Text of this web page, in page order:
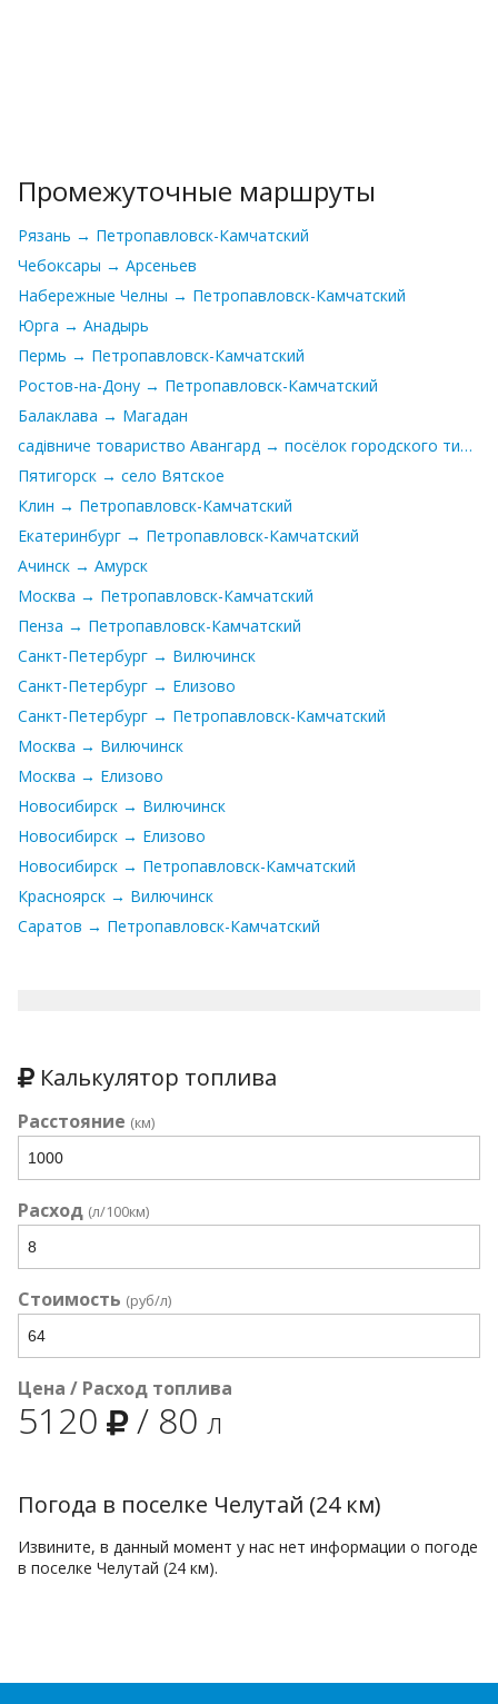
Промежуточные маршруты
Рязань → Петропавловск-Камчатский
Чебоксары → Арсеньев
Набережные Челны → Петропавловск-Камчатский
Юрга → Анадырь
Пермь → Петропавловск-Камчатский
Ростов-на-Дону → Петропавловск-Камчатский
Балаклава → Магадан
садівниче товариство Авангард → посёлок городского типа Пластун
Пятигорск → село Вятское
Клин → Петропавловск-Камчатский
Екатеринбург → Петропавловск-Камчатский
Ачинск → Амурск
Москва → Петропавловск-Камчатский
Пенза → Петропавловск-Камчатский
Санкт-Петербург → Вилючинск
Санкт-Петербург → Елизово
Санкт-Петербург → Петропавловск-Камчатский
Москва → Вилючинск
Москва → Елизово
Новосибирск → Вилючинск
Новосибирск → Елизово
Новосибирск → Петропавловск-Камчатский
Красноярск → Вилючинск
Саратов → Петропавловск-Камчатский
Калькулятор топлива
Расстояние (км)
Расход (л/100км)
Стоимость (руб/л)
Цена / Расход топлива
5120 / 80 л
Погода в поселке Челутай (24 км)
Извините, в данный момент у нас нет информации о погоде
в поселке Челутай (24 км).